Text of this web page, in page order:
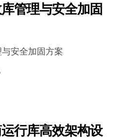
管理与安全加固
与安全加固方案
行库高效架构设